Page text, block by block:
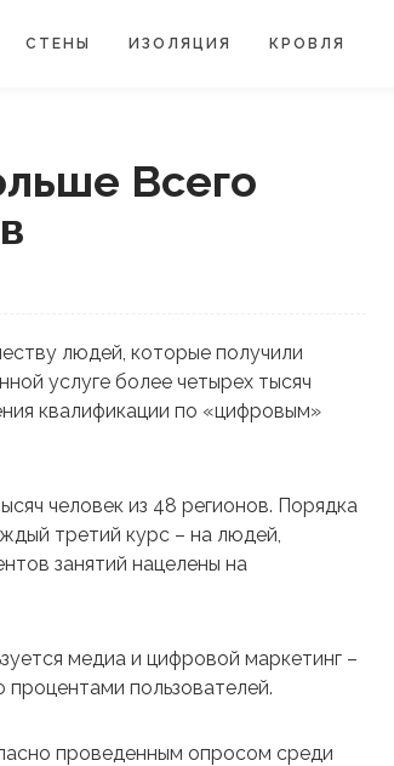
СТЕНЫ ИЗОЛЯЦИЯ КРОВЛЯ
Всего
людей, которые получили
услуге более четырех тысяч
квалификации по «цифровым»
человек из 48 регионов. Порядка
третий курс – на людей,
занятий нацелены на
медиа и цифровой маркетинг –
пользователей.
проведенным опросом среди